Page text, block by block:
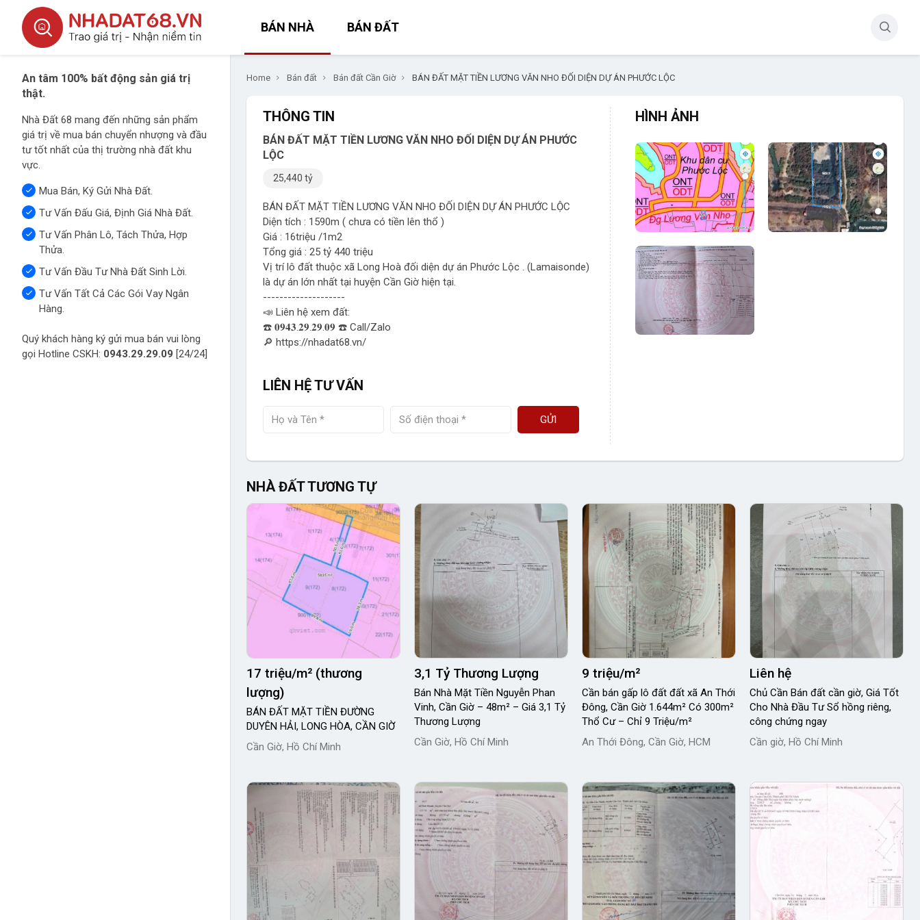
BÁN NHÀ BÁN ĐẤT
An tâm 100% bất động sản giá trị
thật.
Nhà Đất 68 mang đến những sản phẩm
giá trị về mua bán chuyển nhượng và đầu
tư tốt nhất của thị trường nhà đất khu
vực.
Mua Bán, Ký Gửi Nhà Đất.
Tư Vấn Đấu Giá, Định Giá Nhà Đất.
Tư Vấn Phân Lô, Tách Thửa, Hợp
Thửa.
Tư Vấn Đầu Tư Nhà Đất Sinh Lời.
Tư Vấn Tất Cả Các Gói Vay Ngân
Hàng.
Quý khách hàng ký gửi mua bán vui lòng
gọi Hotline CSKH: 0943.29.29.09 [24/24]
Home Bán đất Bán đất Cần Giờ BÁN ĐẤT MẶT TIỀN LƯƠNG VĂN NHO ĐỐI DIỆN DỰ ÁN PHƯỚC LỘC
THÔNG TIN
BÁN ĐẤT MẶT TIỀN LƯƠNG VĂN NHO ĐỐI DIỆN DỰ ÁN PHƯỚC
LỘC
25,440 tỷ
BÁN ĐẤT MẶT TIỀN LƯƠNG VĂN NHO ĐỐI DIỆN DỰ ÁN PHƯỚC LỘC
Diện tích : 1590m ( chưa có tiền lên thổ )
Giá : 16triệu /1m2
Tổng giá : 25 tỷ 440 triệu
Vị trí lô đất thuộc xã Long Hoà đối diện dự án Phước Lộc . (Lamaisonde)
là dự án lớn nhất tại huyện Cần Giờ hiện tại.
--------------------
📣 Liên hệ xem đất:
☎️ 𝟎𝟗𝟒𝟑.𝟐𝟗.𝟐𝟗.𝟎𝟗 ☎️ Call/Zalo
🔎 https://nhadat68.vn/
LIÊN HỆ TƯ VẤN
GỬI
HÌNH ẢNH
NHÀ ĐẤT TƯƠNG TỰ
17 triệu/m² (thương
lượng)
BÁN ĐẤT MẶT TIỀN ĐƯỜNG
DUYÊN HẢI, LONG HÒA, CẦN GIỜ
Cần Giờ, Hồ Chí Minh
3,1 Tỷ Thương Lượng
Bán Nhà Mặt Tiền Nguyễn Phan
Vinh, Cần Giờ – 48m² – Giá 3,1 Tỷ
Thương Lượng
Cần Giờ, Hồ Chí Minh
9 triệu/m²
Cần bán gấp lô đất đất xã An Thới
Đông, Cần Giờ 1.644m² Có 300m²
Thổ Cư – Chỉ 9 Triệu/m²
An Thới Đông, Cần Giờ, HCM
Liên hệ
Chủ Cần Bán đất cần giờ, Giá Tốt
Cho Nhà Đầu Tư Sổ hồng riêng,
công chứng ngay
Cần giờ, Hồ Chí Minh